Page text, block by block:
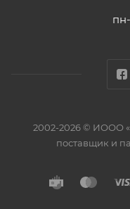
2002-2026 © ИООО
поставщик и